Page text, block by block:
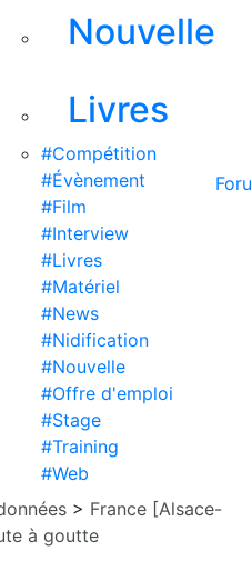
Nouvelle
Livres
#Compétition
#Évènement
#Film
#Interview
#Livres
#Matériel
#News
#Nidification
#Nouvelle
#Offre d'emploi
#Stage
#Training
#Web
> France [Alsace-
à goutte